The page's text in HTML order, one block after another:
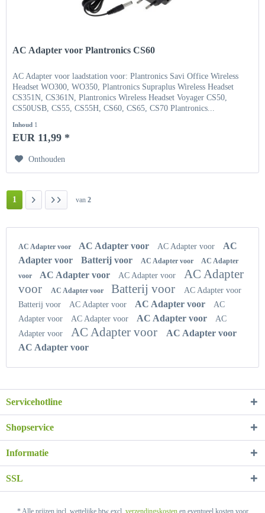
AC Adapter voor Plantronics CS60
AC Adapter voor laadstation voor: Plantronics Savi Office Wireless
Headset WO300, WO350, Plantronics Supraplus Wireless Headset
CS351N, CS361N, Plantronics Wireless Headset Voyager CS50,
CS50USB, CS55, CS55H, CS60, CS65, CS70 Plantronics...
Inhoud 1
EUR 11,99 *
Onthouden
1 van 2
AC Adapter voor AC Adapter voor AC Adapter voor
AC
Adapter voor
Batterij voor AC Adapter voor
AC Adapter
voor
AC Adapter voor AC Adapter voor
AC Adapter
voor
AC Adapter voor Batterij voor
AC Adapter voor
Batterij voor
AC Adapter voor AC Adapter voor
AC
Adapter voor
AC Adapter voor AC Adapter voor
AC
Adapter voor
AC Adapter voor
AC Adapter voor
AC Adapter voor
Servicehotline
Shopservice
Informatie
SSL
* Alle prijzen incl. wettelijke btw excl. verzendingskostenen eventueel kosten voor